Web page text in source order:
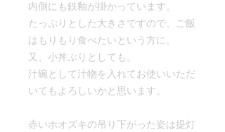
内側にも鉄釉が掛かっています。
たっぷりとした大きさですので、ご飯
はもりもり食べたいという方に。
又、小丼ぶりとしても。
汁碗として汁物を入れてお使いいただ
いてもよろしいかと思います。
赤いホオズキの吊り下がった姿は提灯